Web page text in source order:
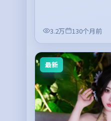
3.2万 130个月前
最新